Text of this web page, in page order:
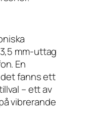
mm-uttag
En
fanns ett
– ett av
vibrerande